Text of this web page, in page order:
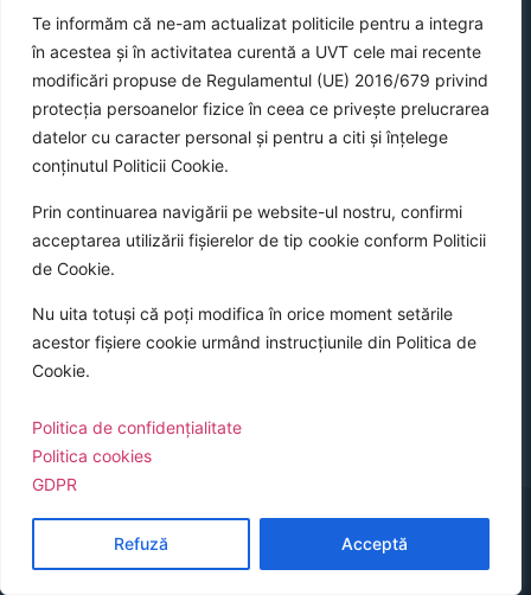
Te informăm că ne-am actualizat politicile pentru a integra
în acestea și în activitatea curentă a UVT cele mai recente
modificări propuse de Regulamentul (UE) 2016/679 privind
protecția persoanelor fizice în ceea ce privește prelucrarea
datelor cu caracter personal și pentru a citi și înțelege
conținutul Politicii Cookie.
Prin continuarea navigării pe website-ul nostru, confirmi
acceptarea utilizării fișierelor de tip cookie conform Politicii
de Cookie.
Nu uita totuși că poți modifica în orice moment setările
acestor fișiere cookie urmând instrucțiunile din Politica de
Cookie.
Politica de confidențialitate
Politica cookies
GDPR
Refuză Acceptă
UVT în imagini
Obiecte promoționale
UVT în societate
Fundația UVT
Reglementări interne
Alegeri UVT
Achiziții publice
Legislație
Revista presei
SitemapPolitica cookies a UVTPolitica de confidențialitateGDPR